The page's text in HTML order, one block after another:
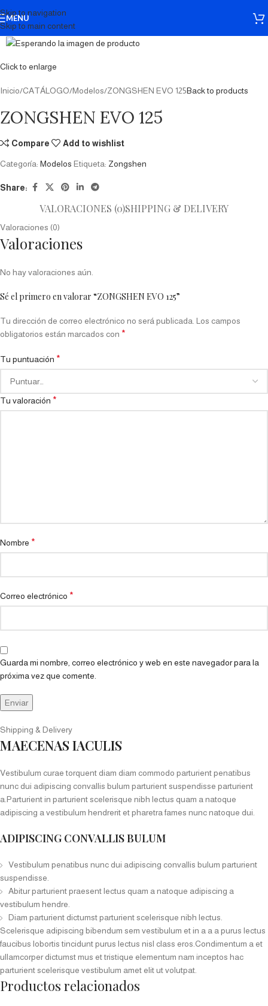
Skip to navigation
Skip to main content
MENU
Click to enlarge
Inicio CATÁLOGO Modelos ZONGSHEN EVO 125Back to products
ZONGSHEN EVO 125
Compare Add to wishlist
Categoría: Modelos Etiqueta: Zongshen
Share:
VALORACIONES (0)SHIPPING & DELIVERY
Valoraciones (0)
Valoraciones
No hay valoraciones aún.
Sé el primero en valorar “ZONGSHEN EVO 125”
Tu dirección de correo electrónico no será publicada. Los campos
obligatorios están marcados con *
Tu puntuación *
Tu valoración *
Nombre *
Correo electrónico *
Guarda mi nombre, correo electrónico y web en este navegador para la
próxima vez que comente.
Shipping & Delivery
MAECENAS IACULIS
Vestibulum curae torquent diam diam commodo parturient penatibus
nunc dui adipiscing convallis bulum parturient suspendisse parturient
a.Parturient in parturient scelerisque nibh lectus quam a natoque
adipiscing a vestibulum hendrerit et pharetra fames nunc natoque dui.
ADIPISCING CONVALLIS BULUM
Vestibulum penatibus nunc dui adipiscing convallis bulum parturient
suspendisse.
Abitur parturient praesent lectus quam a natoque adipiscing a
vestibulum hendre.
Diam parturient dictumst parturient scelerisque nibh lectus.
Scelerisque adipiscing bibendum sem vestibulum et in a a a purus lectus
faucibus lobortis tincidunt purus lectus nisl class eros.Condimentum a et
ullamcorper dictumst mus et tristique elementum nam inceptos hac
parturient scelerisque vestibulum amet elit ut volutpat.
Productos relacionados